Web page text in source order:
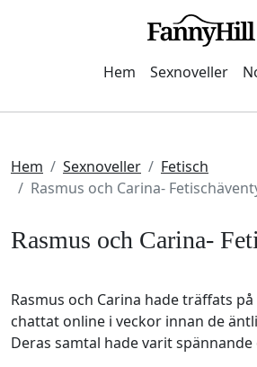
Hem Sexnoveller
Hem Sexnoveller
Fetisch
Rasmus och Carina-
Rasmus och Carina-
Rasmus och Carina hade träffats
chattat online i veckor innan de
Deras samtal hade varit